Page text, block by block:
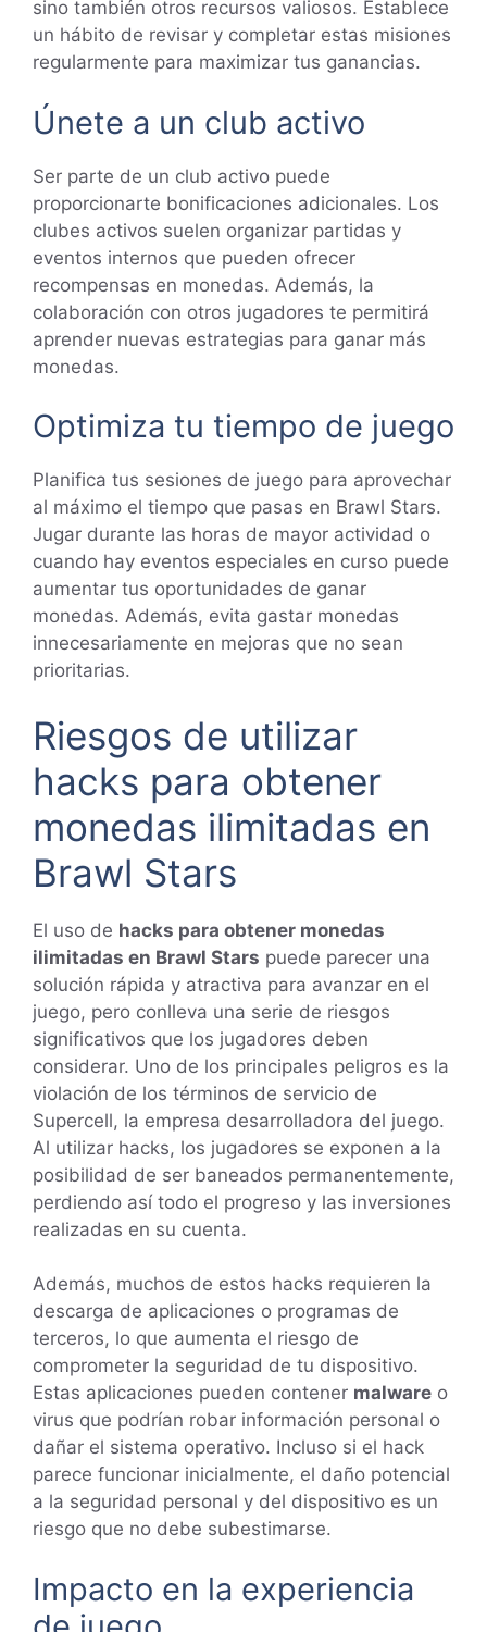
sino también otros recursos valiosos. Establece
un hábito de revisar y completar estas misiones
regularmente para maximizar tus ganancias.
Únete a un club activo
Ser parte de un club activo puede
proporcionarte bonificaciones adicionales. Los
clubes activos suelen organizar partidas y
eventos internos que pueden ofrecer
recompensas en monedas. Además, la
colaboración con otros jugadores te permitirá
aprender nuevas estrategias para ganar más
monedas.
Optimiza tu tiempo de juego
Planifica tus sesiones de juego para aprovechar
al máximo el tiempo que pasas en Brawl Stars.
Jugar durante las horas de mayor actividad o
cuando hay eventos especiales en curso puede
aumentar tus oportunidades de ganar
monedas. Además, evita gastar monedas
innecesariamente en mejoras que no sean
prioritarias.
Riesgos de utilizar
hacks para obtener
monedas ilimitadas en
Brawl Stars
El uso de hacks para obtener monedas
ilimitadas en Brawl Stars puede parecer una
solución rápida y atractiva para avanzar en el
juego, pero conlleva una serie de riesgos
significativos que los jugadores deben
considerar. Uno de los principales peligros es la
violación de los términos de servicio de
Supercell, la empresa desarrolladora del juego.
Al utilizar hacks, los jugadores se exponen a la
posibilidad de ser baneados permanentemente,
perdiendo así todo el progreso y las inversiones
realizadas en su cuenta.
Además, muchos de estos hacks requieren la
descarga de aplicaciones o programas de
terceros, lo que aumenta el riesgo de
comprometer la seguridad de tu dispositivo.
Estas aplicaciones pueden contener malware o
virus que podrían robar información personal o
dañar el sistema operativo. Incluso si el hack
parece funcionar inicialmente, el daño potencial
a la seguridad personal y del dispositivo es un
riesgo que no debe subestimarse.
Impacto en la experiencia